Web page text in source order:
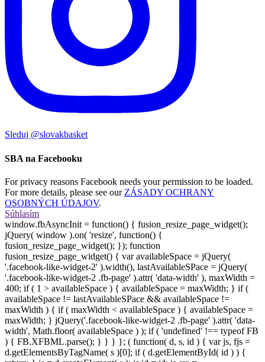
Sleduj @slovakbasket
SBA na Facebooku
For privacy reasons Facebook needs your permission to be loaded.
For more details, please see our ZÁSADY OCHRANY
OSOBNÝCH ÚDAJOV.
Súhlasím
window.fbAsyncInit = function() { fusion_resize_page_widget();
jQuery( window ).on( 'resize', function() {
fusion_resize_page_widget(); }); function
fusion_resize_page_widget() { var availableSpace = jQuery(
'.facebook-like-widget-2' ).width(), lastAvailableSPace = jQuery(
'.facebook-like-widget-2 .fb-page' ).attr( 'data-width' ), maxWidth =
400; if ( 1 > availableSpace ) { availableSpace = maxWidth; } if (
availableSpace != lastAvailableSPace && availableSpace !=
maxWidth ) { if ( maxWidth < availableSpace ) { availableSpace =
maxWidth; } jQuery('.facebook-like-widget-2 .fb-page' ).attr( 'data-
width', Math.floor( availableSpace ) ); if ( 'undefined' !== typeof FB
) { FB.XFBML.parse(); } } } }; ( function( d, s, id ) { var js, fjs =
d.getElementsByTagName( s )[0]; if ( d.getElementById( id ) ) {